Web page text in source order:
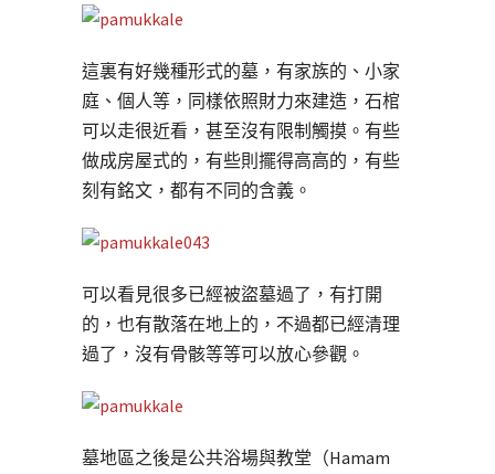
這裏有好幾種形式的墓，有家族的、小家
庭、個人等，同樣依照財力來建造，石棺
可以走很近看，甚至沒有限制觸摸。有些
做成房屋式的，有些則擺得高高的，有些
刻有銘文，都有不同的含義。
可以看見很多已經被盜墓過了，有打開
的，也有散落在地上的，不過都已經清理
過了，沒有骨骸等等可以放心參觀。
墓地區之後是公共浴場與教堂（Hamam